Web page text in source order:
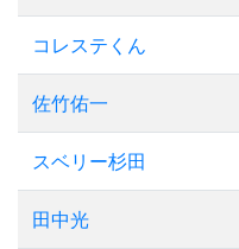
コレステくん
佐竹佑一
スベリー杉田
田中光